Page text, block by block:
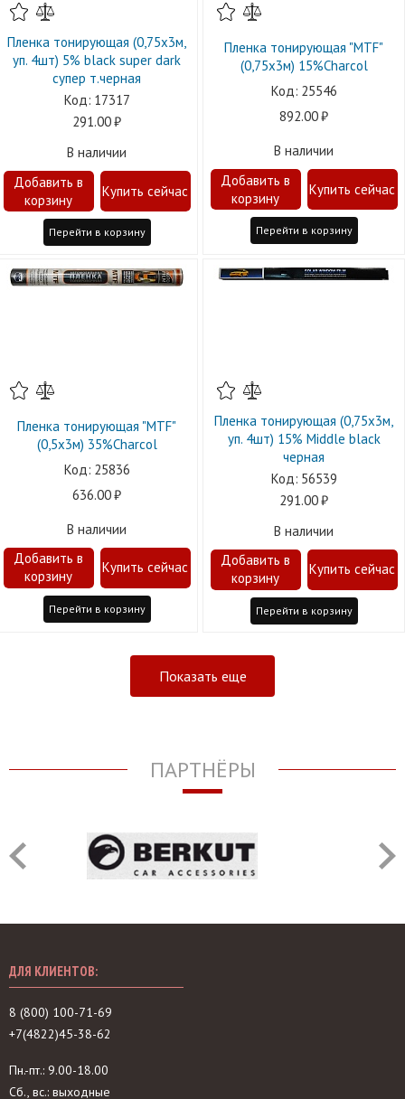
Пленка тонирующая (0,75х3м,
уп. 4шт) 5% black super dark
супер т.черная
17317
291.00
В наличии
Перейти в корзину
Пленка тонирующая "MTF"
(0,75х3м) 15%Charcol
25546
892.00
В наличии
Перейти в корзину
Пленка тонирующая "MTF"
(0,5х3м) 35%Charcol
25836
636.00
В наличии
Перейти в корзину
Пленка тонирующая (0,75х3м,
уп. 4шт) 15% Middle black
черная
56539
291.00
В наличии
Перейти в корзину
Показать еще
ПАРТНЁРЫ
ДЛЯ КЛИЕНТОВ:
8 (800) 100-71-69
+7(4822)45-38-62
Пн.-пт.: 9.00-18.00
Сб., вс.: выходные